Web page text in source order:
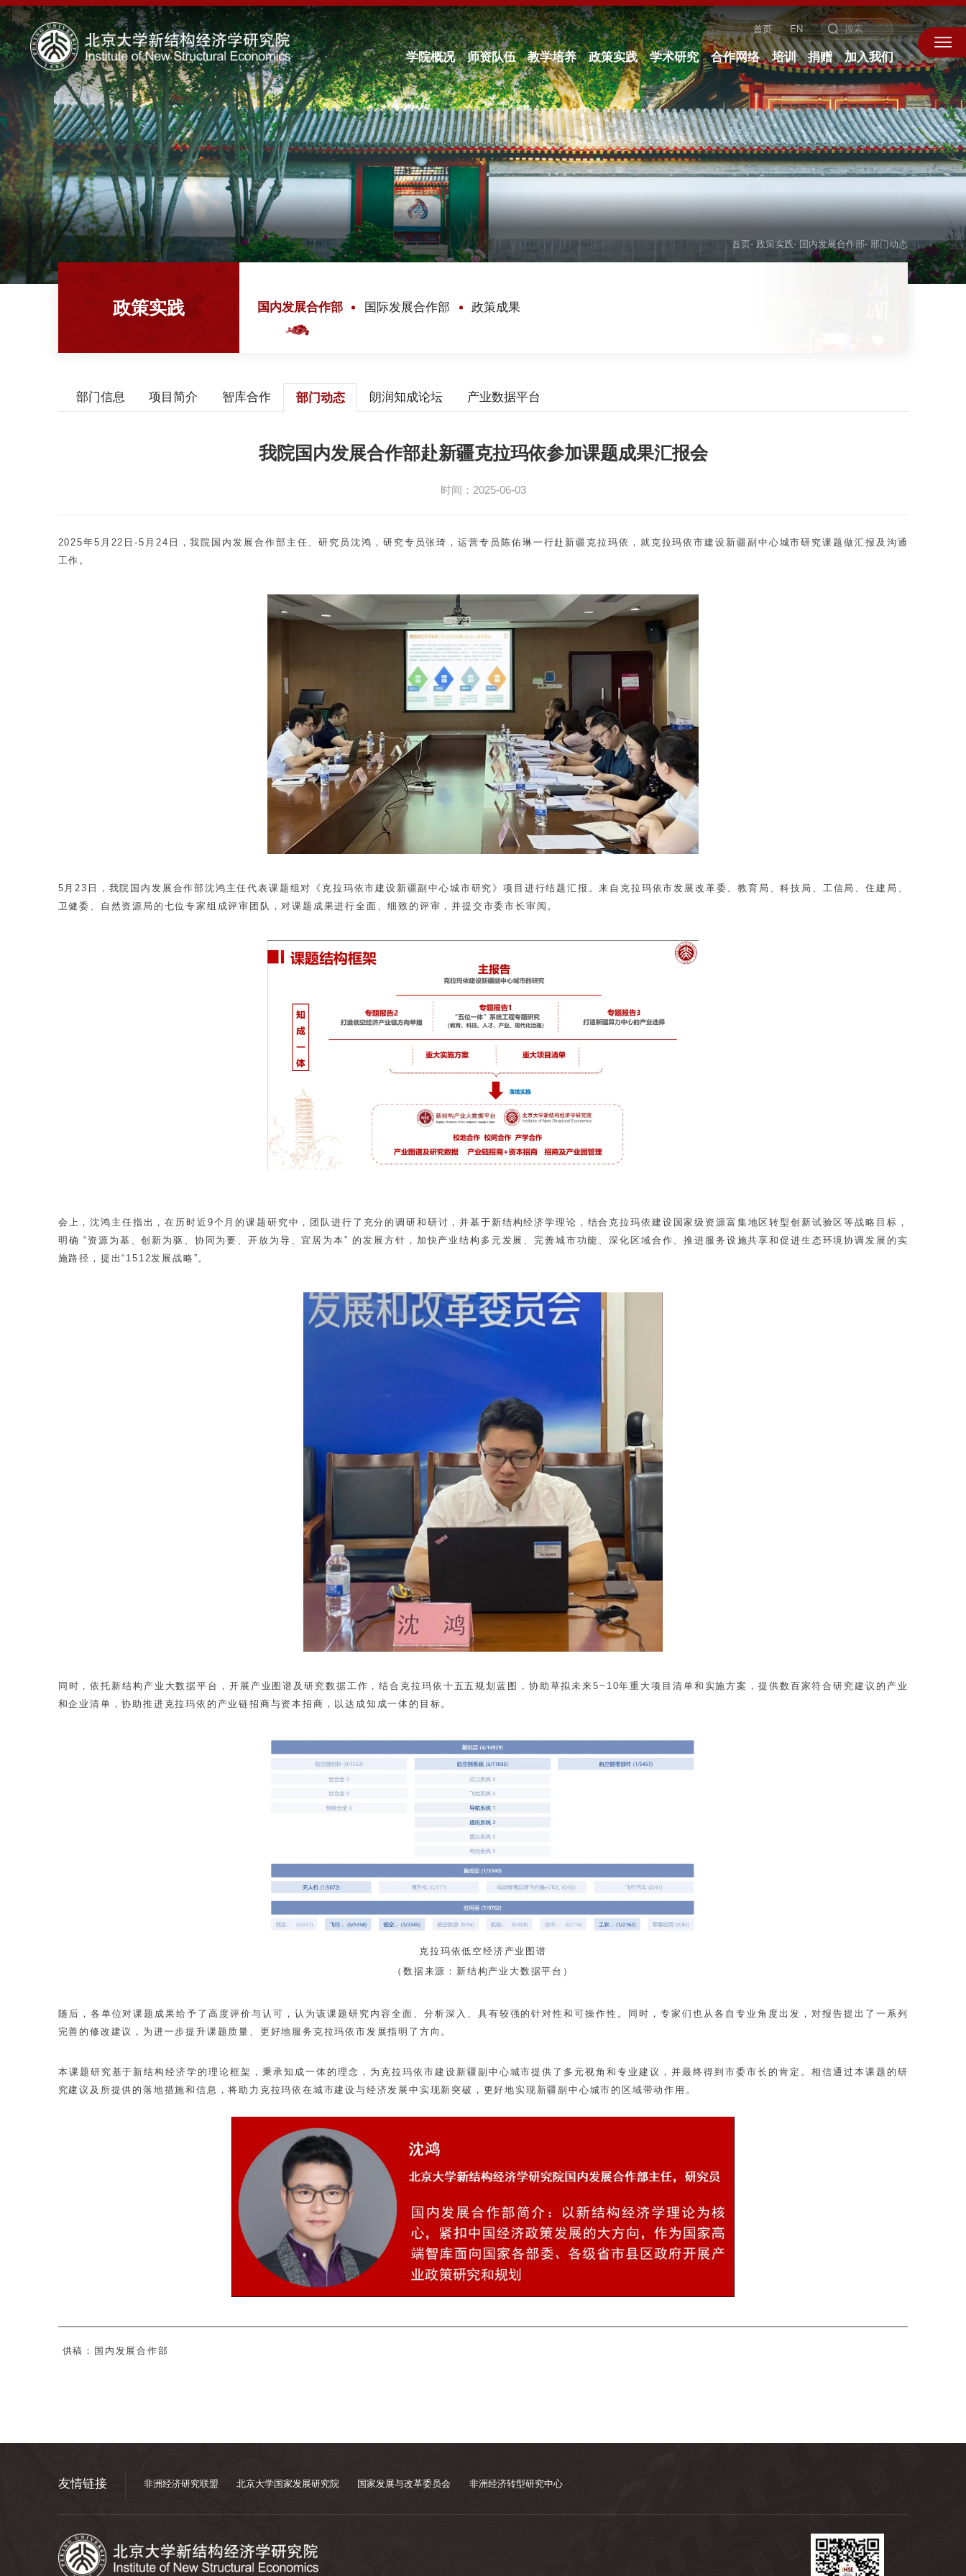
首页 EN
学院概况 师资队伍 教学培养 政策实践 学术研究 合作网络 培训 捐赠 加入我们
首页- 政策实践- 国内发展合作部- 部门动态
政策实践 国内发展合作部 国际发展合作部 政策成果
部门信息 项目简介 智库合作 部门动态 朗润知成论坛 产业数据平台
我院国内发展合作部赴新疆克拉玛依参加课题成果汇报会
时间：2025-06-03
2025年5月22日-5月24日，我院国内发展合作部主任、研究员沈鸿，研究专员张琦，运营专员陈佑琳一行赴新疆克拉玛依，就克拉玛依市建设新疆副中心城市研究课题做汇报及沟通
工作。
5月23日，我院国内发展合作部沈鸿主任代表课题组对《克拉玛依市建设新疆副中心城市研究》项目进行结题汇报。来自克拉玛依市发展改革委、教育局、科技局、工信局、住建局、
卫健委、自然资源局的七位专家组成评审团队，对课题成果进行全面、细致的评审，并提交市委市长审阅。
会上，沈鸿主任指出，在历时近9个月的课题研究中，团队进行了充分的调研和研讨，并基于新结构经济学理论，结合克拉玛依建设国家级资源富集地区转型创新试验区等战略目标，
明确 “资源为基、创新为驱、协同为要、开放为导、宜居为本” 的发展方针，加快产业结构多元发展、完善城市功能、深化区域合作、推进服务设施共享和促进生态环境协调发展的实
施路径，提出“1512发展战略”。
同时，依托新结构产业大数据平台，开展产业图谱及研究数据工作，结合克拉玛依十五五规划蓝图，协助草拟未来5~10年重大项目清单和实施方案，提供数百家符合研究建议的产业
和企业清单，协助推进克拉玛依的产业链招商与资本招商，以达成知成一体的目标。
克拉玛依低空经济产业图谱
（数据来源：新结构产业大数据平台）
随后，各单位对课题成果给予了高度评价与认可，认为该课题研究内容全面、分析深入、具有较强的针对性和可操作性。同时，专家们也从各自专业角度出发，对报告提出了一系列
完善的修改建议，为进一步提升课题质量、更好地服务克拉玛依市发展指明了方向。
本课题研究基于新结构经济学的理论框架，秉承知成一体的理念，为克拉玛依市建设新疆副中心城市提供了多元视角和专业建议，并最终得到市委市长的肯定。相信通过本课题的研
究建议及所提供的落地措施和信息，将助力克拉玛依在城市建设与经济发展中实现新突破，更好地实现新疆副中心城市的区域带动作用。
供稿：国内发展合作部
友情链接 非洲经济研究联盟 北京大学国家发展研究院 国家发展与改革委员会 非洲经济转型研究中心